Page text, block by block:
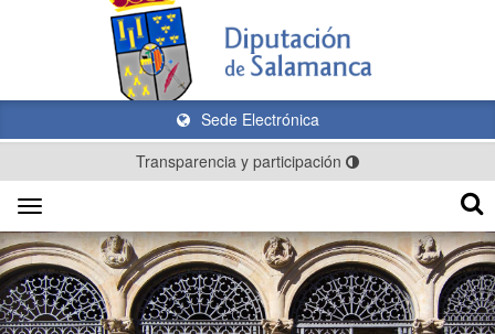
Sede Electrónica
Transparencia y participación
Toggle
navigation